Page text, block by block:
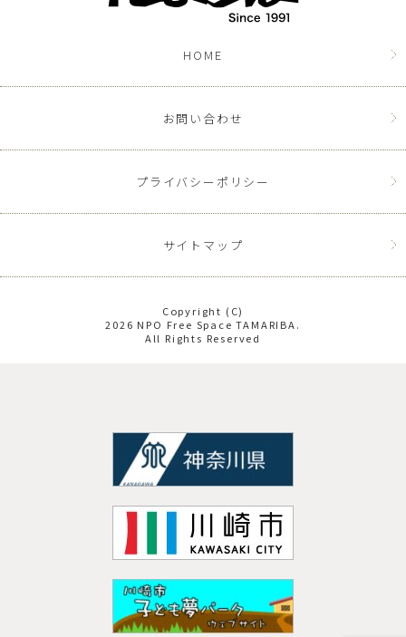
HOME
お問い合わせ
プライバシーポリシー
サイトマップ
Copyright (C)
2026 NPO Free Space TAMARIBA.
All Rights Reserved